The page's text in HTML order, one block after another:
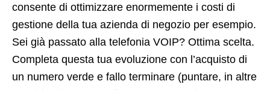
consente di ottimizzare enormemente i costi di
gestione della tua azienda di negozio per esempio.
Sei già passato alla telefonia VOIP? Ottima scelta.
Completa questa tua evoluzione con l’acquisto di
un numero verde e fallo terminare (puntare, in altre